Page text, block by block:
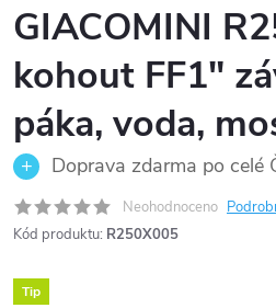
GIACOMINI
kohout FF1"
páka, voda,
Doprava zdarma po celé
Neohodnoceno
Kód produktu: R250X005
Tip